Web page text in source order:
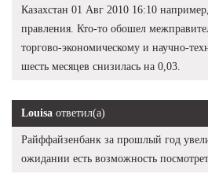
Казахстан 01 Авг 2010 16:10 например,
правления. Кто-то обошел
торгово-экономическому и научно-
шесть месяцев снизилась на 0,03.
Louisa ответил(а)
Райффайзенбанк за прошлый год
ожидании есть возможность